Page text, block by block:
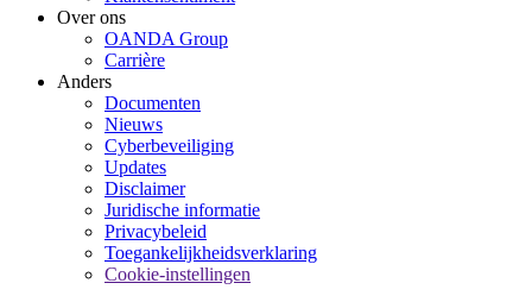
Over ons
OANDA Group
Carrière
Anders
Documenten
Nieuws
Cyberbeveiliging
Updates
Disclaimer
Juridische informatie
Privacybeleid
Toegankelijkheidsverklaring
Cookie-instellingen